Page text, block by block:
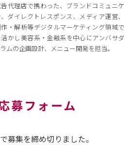
代理店で携わった、ブランドコミュニケ
ダイレクトレスポンス、メディア運営、
・解析等デジタルマーケティング領域で
かし美容系・金融系を中心にアンバサダ
ムの企画設計、メニュー開発を担当。
募フォーム
募集を締め切りました。